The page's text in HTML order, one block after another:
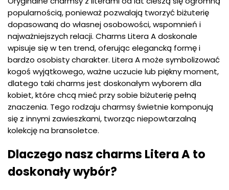
popularnością, ponieważ pozwalają tworzyć biżuterię
dopasowaną do własnej osobowości, wspomnień i
najważniejszych relacji. Charms Litera A doskonale
wpisuje się w ten trend, oferując elegancką formę i
bardzo osobisty charakter. Litera A może symbolizować
kogoś wyjątkowego, ważne uczucie lub piękny moment,
dlatego taki charms jest doskonałym wyborem dla
kobiet, które chcą mieć przy sobie biżuterię pełną
znaczenia. Tego rodzaju charmsy świetnie komponują
się z innymi zawieszkami, tworząc niepowtarzalną
kolekcję na bransoletce.
Dlaczego nasz charms Litera A to
doskonały wybór?